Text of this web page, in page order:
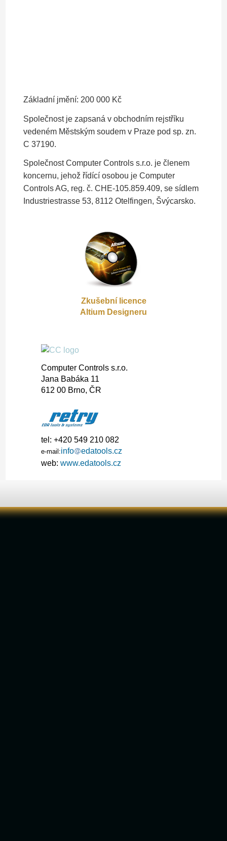
Základní jmění: 200 000 Kč
Společnost je zapsaná v obchodním rejstříku
vedeném Městským soudem v Praze pod sp. zn.
C 37190.
Společnost Computer Controls s.r.o. je členem
koncernu, jehož řídící osobou je Computer
Controls AG, reg. č. CHE-105.859.409, se sídlem
Industriestrasse 53, 8112 Otelfingen, Švýcarsko.
Zkušební licence
Altium Designeru
Computer Controls s.r.o.
Jana Babáka 11
612 00 Brno, ČR
tel: +420 549 210 082
e-mail:info
edatools.cz
web:www.edatools.cz